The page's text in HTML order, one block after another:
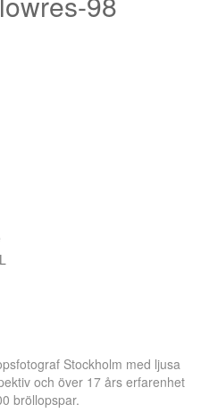
Stockholm med ljusa
och över 17 års erfarenhet
bröllopspar.